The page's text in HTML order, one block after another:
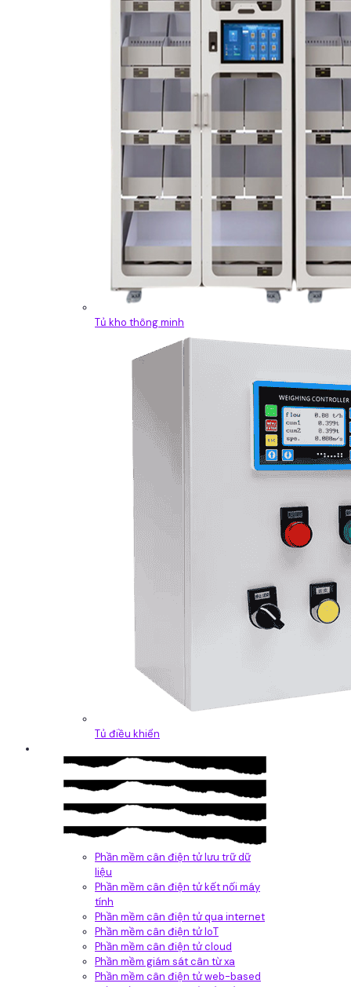
Tủ kho thông minh
Tủ điều khiển
Phần mềm cân điện tử lưu trữ dữ
liệu
Phần mềm cân điện tử kết nối máy
tính
Phần mềm cân điện tử qua internet
Phần mềm cân điện tử IoT
Phần mềm cân điện tử cloud
Phần mềm giám sát cân từ xa
Phần mềm cân điện tử web-based